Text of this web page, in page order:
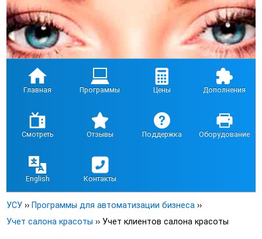
Главная Программы Цены Дополнения
Смотреть Отзывы Поддержка Оборудование
English Контакты
УСУ ›› Программы для автоматизации бизнеса ››
Учет салона красоты ›› Учет клиентов салона красоты